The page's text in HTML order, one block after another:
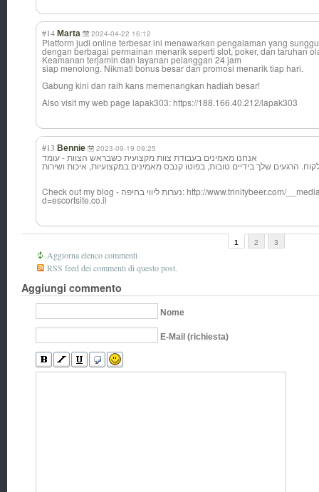
#14 Marta 2024-04-22 16:12
Platform judi online terbesar ini menawarkan pengalaman yang
dengan berbagai permainan menarik seperti slot, poker, dan taruhan
Keamanan terjamin dan layanan pelanggan 24 jam
siap menolong. Nikmati bonus besar dan promosi menarik tiap hari.
Gabung kini dan raih kans memenangkan hadiah besar!
Also visit my web page lapak303: https://188.166.40.212/lapak303
#13 Bennie 2023-09-19 09:25
אנחנו מאמינים בעבודת צוות מקצועית כשבראש הצוות - עומד
Check out my blog - נערות ליווי בחיפה: http://www.trinitybeer.com/__media__/js/netsoltrademark.php?
d=escortsite.co.il
1 2 3
Aggiorna elenco commenti
RSS feed dei commenti di questo post.
Aggiungi commento
Nome
E-Mail (richiesta)